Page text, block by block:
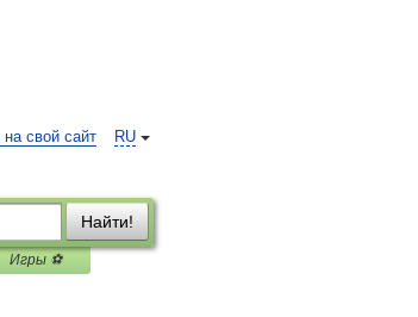
RU
свой сайт
Найти!
Игры ⚽